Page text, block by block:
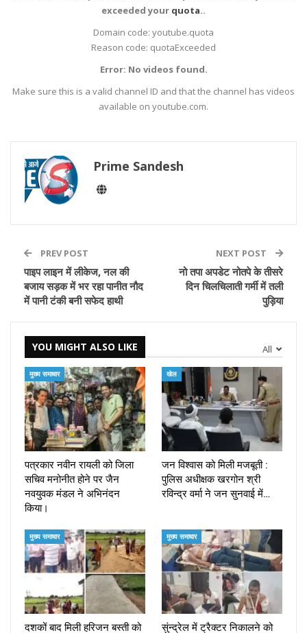
exceeded your quota..
Domain code: youtube.quota
Reason code: quotaExceeded
Error: No videos found.
Make sure this is a valid channel ID and that the channel has videos
available on youtube.com.
Prime Sandesh
PREV POST
पाइप लाइन में लीकेज, नल की
बजाय सड़क में भर रहा पानीत नौद
में पानी टंकी बनी सफेद हाथी
NEXT POST
नो तपा अपडेट नोतपे के तीसरे
दिन चिलचिलाती गर्मी में तली
पुड़िया
All
YOU MIGHT ALSO LIKE
मुख्य समाचार
पत्रकार नवीन रायली को जिला
सचिव मनोनीत होने पर जैन
नवयुवक मंडल ने अभिनंदन
किया।
खेल
जन विश्वास को मिली मजबूती :
पुलिस अधीक्षक खरगोन श्री
रविन्द्र वर्मा ने जन सुनवाई में…
मुख्य समाचार
दशकों बाद मिली हरिजन बस्ती को
मुख्य समाचार
सुंन्द्रेल में ट्रैक्टर निकालने को